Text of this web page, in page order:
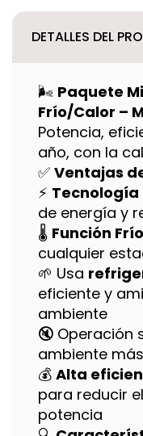
DETALLES DEL
🌬️ Paquete
Frío/Calor –
Potencia,
año, con la
✅ Ventajas
⚡
de energía y
🌡️ Función
cualquier
🌱 Usa
eficiente y
ambiente
🔇 Operación
ambiente
💰 Alta
para reducir
potencia